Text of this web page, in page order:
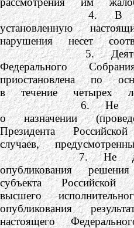
4. В случае, если
установленную
нарушения несет
5. Деятельность
Федерального
приостановлена по
в течение четырех
6. Не допускается
о назначении
Президента
случаев,
7. Не допускается
опубликования
субъекта
высшего
опубликования
настоящего